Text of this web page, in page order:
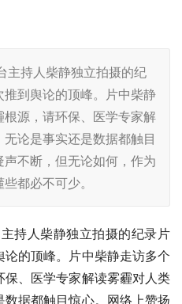
持人柴静独立拍摄的纪
到舆论的顶峰。片中柴静
源，请环保、医学专家解
论是事实还是数据都触目
不断，但无论如何，作为
都必不可少。
持人柴静独立拍摄的纪录片
论的顶峰。片中柴静走访多个
、医学专家解读雾霾对人类
据都触目惊心。网络上赞扬